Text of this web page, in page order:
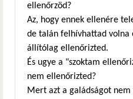
ellenőrzöd?
Az, hogy ennek ellenére
de talán felhívhattad
állítólag ellenőrizted.
És ugye a "szoktam
nem ellenőrizted?
Mert azt a galádságot